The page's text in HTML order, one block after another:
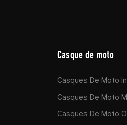
Casque de moto
Casques De Moto
Casques De Moto
Casques De Moto